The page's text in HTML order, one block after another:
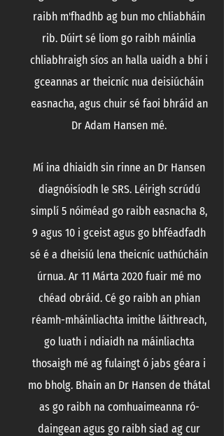
raibh m'fhadhb ag bun mo chliabháin
rib. Dúirt sé liom go raibh máinlia
chliabhraigh síos an halla uaidh a bhí i
gceannas ar theicníc nua deisiúcháin
easnacha, agus chuir sé faoi bhráid an
Dr Adam Hansen mé.
Mí ina dhiaidh sin rinne an Dr Hansen
diagnóisíodh le SRS. Léirigh scrúdú
simplí 5 nóiméad go raibh easnacha 8,
9 agus 10 i gceist agus go bhféadfadh
sé é a dheisiú lena theicníc uathúcháin
úrnua. Ar 11 Márta 2020 fuair mé mo
chéad obráid. Cé go raibh an phian
réamh-mháinliachta imithe láithreach,
go luath i ndiaidh na máinliachta
thosaigh mé ag fulaingt ó jabs géara i
mo bholg. Bhain an Dr Hansen de thátal
as go raibh na comhuaimeanna ró-
daingean agus go raibh siad ag cur